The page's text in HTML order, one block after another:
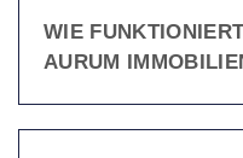
WIE
AURUM